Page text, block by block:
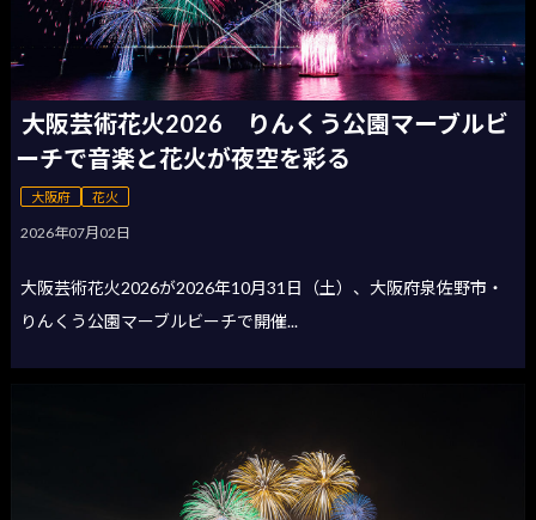
大阪芸術花火2026 りんくう公園マーブルビ
ーチで音楽と花火が夜空を彩る
大阪府 花火
2026年07月02日
大阪芸術花火2026が2026年10月31日（土）、大阪府泉佐野市・
りんくう公園マーブルビーチで開催...